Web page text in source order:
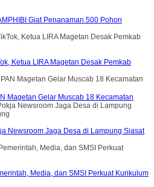
Giat Penanaman 500 Pohon
Ketua LIRA Magetan Desak Pemkab
Magetan Gelar Muscab 18 Kecamatan
Newsroom Jaga Desa di Lampung Siasat
Media, dan SMSI Perkuat Kurikulum